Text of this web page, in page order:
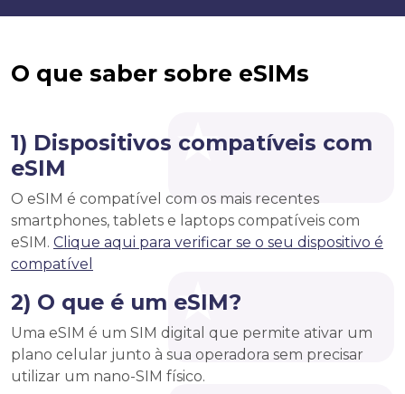
O que saber sobre eSIMs
1) Dispositivos compatíveis com
eSIM
O eSIM é compatível com os mais recentes
smartphones, tablets e laptops compatíveis com
eSIM. Clique aqui para verificar se o seu dispositivo é
compatível
2) O que é um eSIM?
Uma eSIM é um SIM digital que permite ativar um
plano celular junto à sua operadora sem precisar
utilizar um nano-SIM físico.